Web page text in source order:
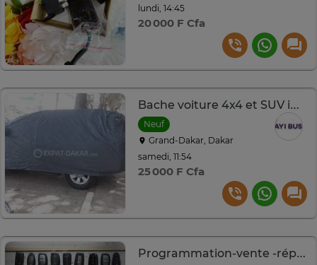
lundi, 14:45
20 000 F Cfa
Bache voiture 4x4 et SUV imperméable et doublé en coton
Neuf
Grand-Dakar, Dakar
samedi, 11:54
25 000 F Cfa
Programmation-vente -réparation-Reloocking clés auto